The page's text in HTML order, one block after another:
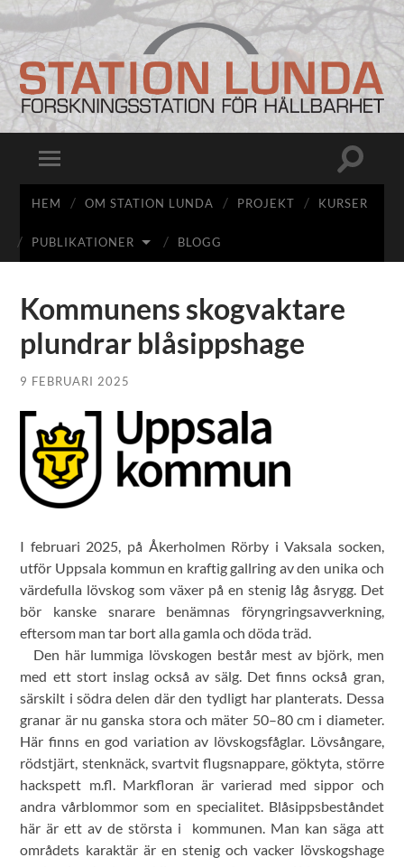
Station
Lunda
Slå
på/av
mobilmeny
Slå
HEM OM STATION LUNDA PROJEKT KURSER
PUBLIKATIONER BLOGG
Kommunens skogvaktare
plundrar blåsippshage
9 FEBRUARI 2025
I februari 2025, på Åkerholmen Rörby i Vaksala socken,
utför Uppsala kommun en kraftig gallring av den unika och
värdefulla lövskog som växer på en stenig låg åsrygg. Det
bör kanske snarare benämnas föryngringsavverkning,
eftersom man tar bort alla gamla och döda träd.
Den här lummiga lövskogen består mest av björk, men
med ett stort inslag också av sälg. Det finns också gran,
särskilt i södra delen där den tydligt har planterats. Dessa
granar är nu ganska stora och mäter 50–80 cm i diameter.
Här finns en god variation av lövskogsfåglar. Lövsångare,
rödstjärt, stenknäck, svartvit flugsnappare, göktyta, större
hackspett m.fl. Markfloran är varierad med sippor och
andra vårblommor som en specialitet. Blåsippsbeståndet
här är ett av de största i kommunen. Man kan säga att
områdets karaktär är en stenig och vacker lövskogshage